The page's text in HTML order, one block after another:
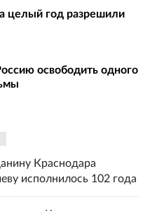
целый год разрешили
освободить одного
Краснодара
исполнилось 102 года